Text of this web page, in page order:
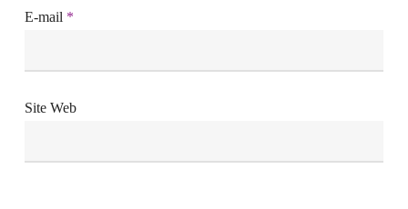
E-mail *
Site Web